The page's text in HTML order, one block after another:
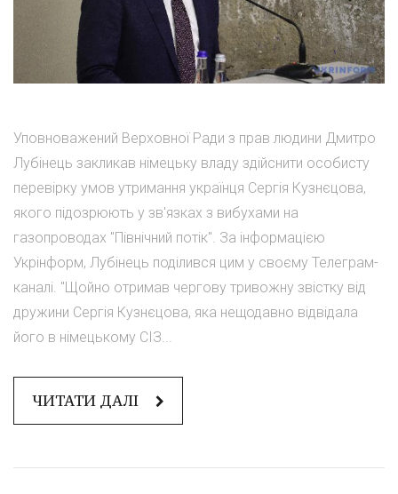
Уповноважений Верховної Ради з прав людини Дмитро
Лубінець закликав німецьку владу здійснити особисту
перевірку умов утримання українця Сергія Кузнєцова,
якого підозрюють у зв'язках з вибухами на
газопроводах "Північний потік". За інформацією
Укрінформ, Лубінець поділився цим у своєму Телеграм-
каналі. "Щойно отримав чергову тривожну звістку від
дружини Сергія Кузнєцова, яка нещодавно відвідала
його в німецькому СІЗ...
ЧИТАТИ ДАЛІ